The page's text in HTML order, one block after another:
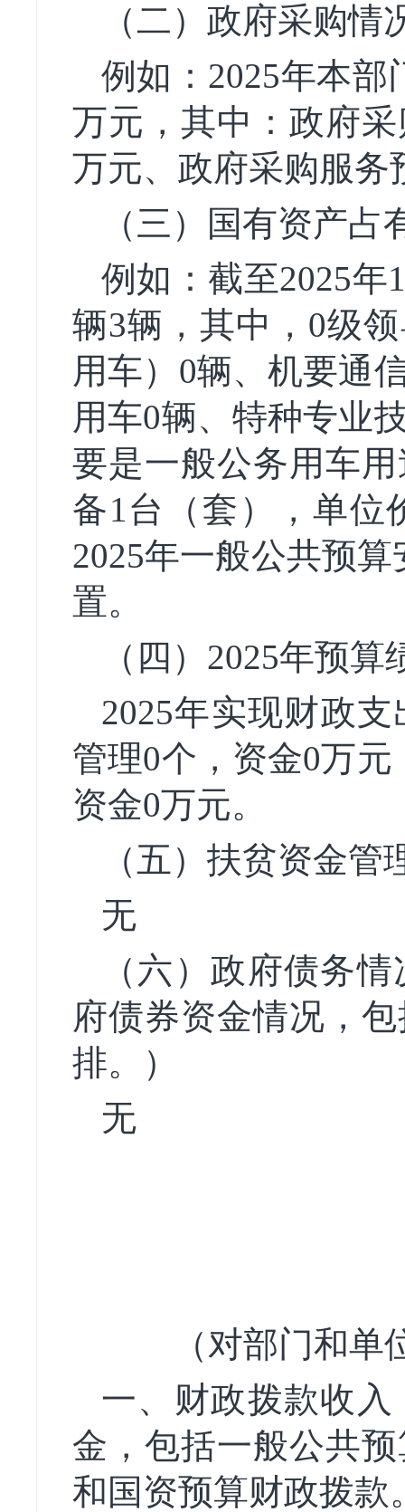
（二）政府采购情
例如：2025年本
万元，其中：政府
万元、政府采购服务
（三）国有资产
例如：截至2025
辆3辆，其中，0级
用车）0辆、机要通
用车0辆、特种专业
要是一般公务用车
备1台（套），单位
2025年一般公共预
置。
（四）2025年预
2025年实现财政
管理0个，资金0万
资金0万元。
（五）扶贫资金
无
（六）政府债务
府债券资金情况，
排。）
无
（对部门和
一、财政拨款收
金，包括一般公共
和国资预算财政拨款